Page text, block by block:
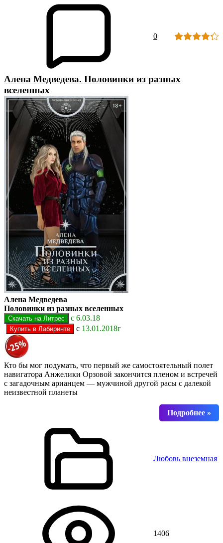
0
Алена Медведева. Половинки из разных
вселенных
Алена Медведева
Половинки из разных вселенных
с 6.03.18
с 13.01.2018г
Кто бы мог подумать, что первый же самостоятельный полет
навигатора Анжелики Орзовой закончится пленом и встречей
с загадочным арианцем — мужчиной другой расы с далекой
неизвестной планеты
Любовь внеземная
1406